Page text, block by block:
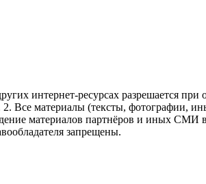
интернет-ресурсах разрешается
2. Все материалы (тексты, фотографии,
материалов партнёров и иных СМИ
запрещены.